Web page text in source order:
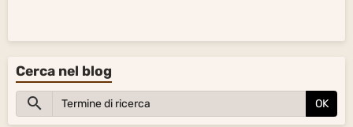
Cerca nel blog
OK